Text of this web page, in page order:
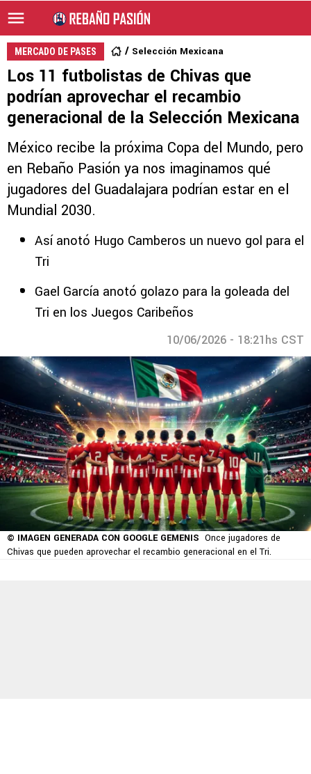
MERCADO DE PASES Selección Mexicana
Los 11 futbolistas de Chivas que
podrían aprovechar el recambio
generacional de la Selección Mexicana
México recibe la próxima Copa del Mundo, pero
en Rebaño Pasión ya nos imaginamos qué
jugadores del Guadalajara podrían estar en el
Mundial 2030.
Así anotó Hugo Camberos un nuevo gol para el
Tri
Gael García anotó golazo para la goleada del
Tri en los Juegos Caribeños
10/06/2026 - 18:21hs CST
© IMAGEN GENERADA CON GOOGLE GEMENIS Once jugadores de
Chivas que pueden aprovechar el recambio generacional en el Tri.